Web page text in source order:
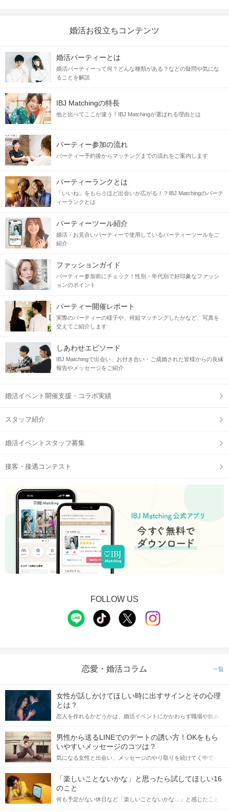
婚活お役立ちコンテンツ
婚活パーティーとは
婚活パーティーって何？どんな種類がある？などの疑問や気にな
ることを解説
IBJ Matchingの特長
他と比べてここが違う！IBJ Matchingが選ばれる理由とは
パーティー参加の流れ
パーティー予約後からマッチングまでの流れをご案内します
パーティーランクとは
「いいね」をもらうほど出会いが広がる！？IBJ Matchingのパーテ
ィーランクとは
パーティーツール紹介
婚活・お見合いパーティーで使用しているパーティーツールをご
紹介
ファッションガイド
パーティー参加前にチェック！性別・年代別で好印象なファッシ
ョンのポイント
パーティー開催レポート
実際のパーティーの様子や、何組マッチングしたかなど、写真を
交えてご紹介します
しあわせエピソード
IBJ Matchingで出会い、お付き合い・ご成婚された皆様からの良縁
報告やメッセージをご紹介
婚活イベント開催支援・コラボ実績
スタッフ紹介
婚活イベントスタッフ募集
接客・接遇コンテスト
FOLLOW US
恋愛・婚活コラム 一覧
女性が話しかけてほしい時に出すサインとその心理
とは？
恋人を作れるかどうかは、婚活イベントにかかわらず職場や飲み
てアプローチできるかにも左右されます。 これから恋人作りを本
格的に始めようとしている方は、女性が異性を求めて出すサイン
をしっかりと理解し、正しい行動に移せるかどうかが重要。 この
記事では、女性が話しかけて欲しい時に出すサインとその心理を
合にどのような行動に繋げるべきかをご紹介していきます。
男性から送るLINEでのデートの誘い方！OKをもら
いやすいメッセージのコツは？
気になる女性と出会い、メッセージのやり取りを続けてく中で
しかし、中には「どう誘ったらいいの？」とお困りの男性もいら
っしゃるのではないでしょうか。 そこで今回は、男性から女性へ
送るLINEでのデートの誘い方のコツをご紹介します。例文も混じ
えながら解説するので、ぜひ参考にしてください。
「楽しいことないかな」と思ったら試してほしい16
のこと
何も予定がない休日など「楽しいことないかな…」と感じたこと